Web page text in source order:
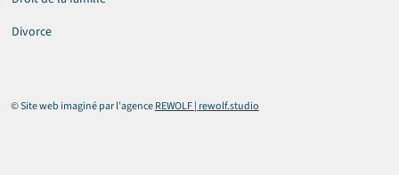
© Site web imaginé par l'agenceREWOLF | rewolf.studio
Divorce